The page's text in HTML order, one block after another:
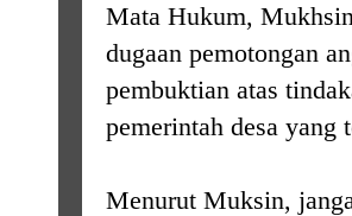
Mata Hukum,
dugaan pemotongan
pembuktian atas
pemerintah desa
Menurut Muksin,